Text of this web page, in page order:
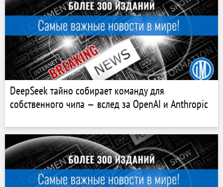
DeepSeek тайно собирает команду для
собственного чипа — вслед за OpenAI и Anthropic